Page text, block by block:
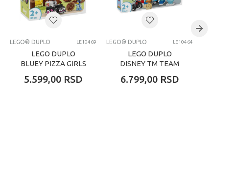
LEGO® DUPLO LE10469
LEGO DUPLO
BLUEY PIZZA GIRLS
5.599,00 RSD
LEGO® DUPLO LE10464
LEGO DUPLO
DISNEY TM TEAM
WEBQUARTERS
6.799,00 RSD